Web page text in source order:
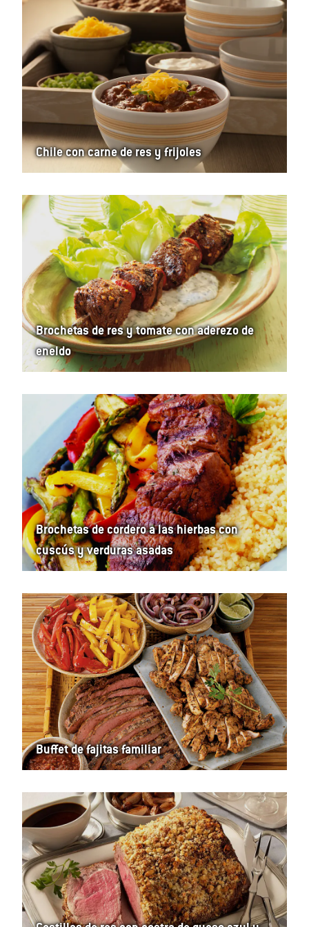
Chile con carne de res y frijoles
Brochetas de res y tomate con aderezo de
eneldo
Brochetas de cordero a las hierbas con
cuscús y verduras asadas
Buffet de fajitas familiar